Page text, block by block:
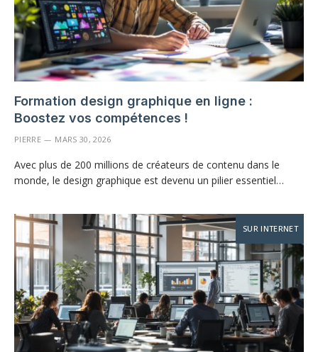
Formation design graphique en ligne :
Boostez vos compétences !
PIERRE MARS 30, 2026
Avec plus de 200 millions de créateurs de contenu dans le
monde, le design graphique est devenu un pilier essentiel…
SUR INTERNET